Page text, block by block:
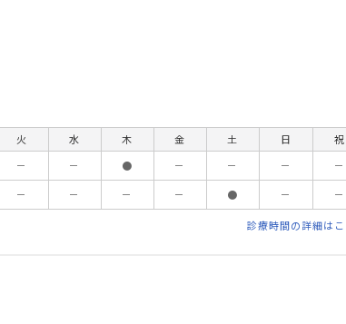
火 水 木 金 土 日
祝
－ － ● － － －
－
－ － － － ● － －
診療時間の詳細はこ